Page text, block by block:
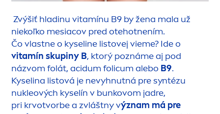
Zvýšiť hladinu vitamínu B9 by žena mala už
niekoľko mesiacov pred otehotnením.
Čo vlastne o kyseline listovej vieme? Ide o
vitamín skupiny B, ktorý poznáme aj pod
názvom folát, acidum folicum alebo B9.
Kyselina listová je nevyhnutná pre syntézu
nukleových kyselín v bunkovom jadre,
pri krvotvorbe a zvláštny význam má pre